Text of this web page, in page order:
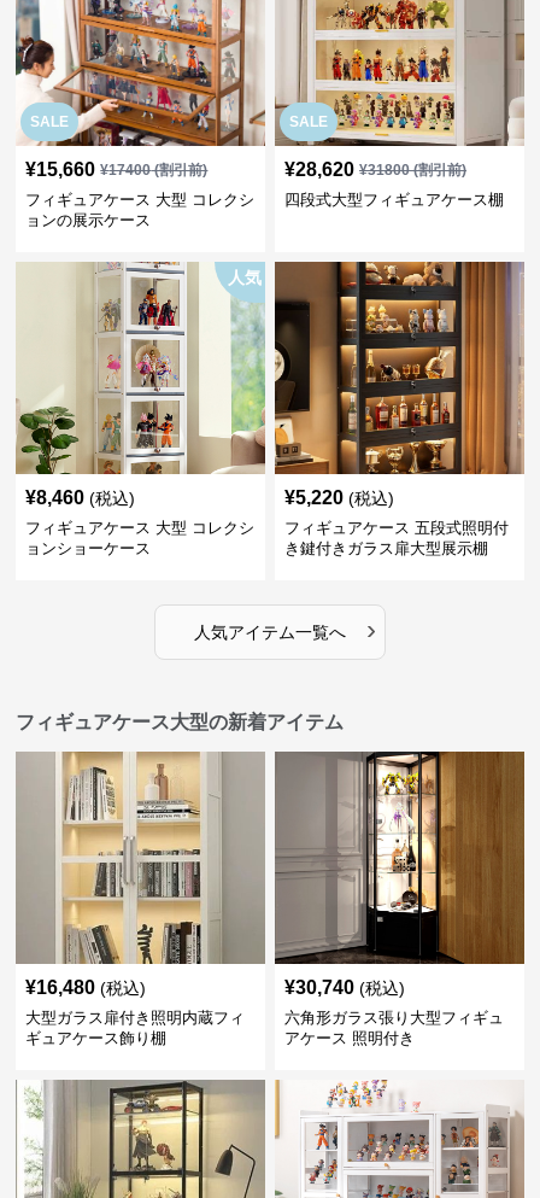
SALE
¥15,660 ¥17400(割引前)
フィギュアケース 大型 コレクシ
ョンの展示ケース
SALE
¥28,620 ¥31800(割引前)
四段式大型フィギュアケース棚
人気
¥8,460 (税込)
フィギュアケース 大型 コレクシ
ョンショーケース
¥5,220 (税込)
フィギュアケース 五段式照明付
き鍵付きガラス扉大型展示棚
人気アイテム一覧へ ›
フィギュアケース大型の新着アイテム
¥16,480 (税込)
大型ガラス扉付き照明内蔵フィ
ギュアケース飾り棚
¥30,740 (税込)
六角形ガラス張り大型フィギュ
アケース 照明付き